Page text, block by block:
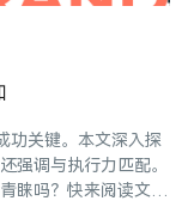
功关键。本文深入探
强调与执行力匹配。
睐吗？快来阅读文章